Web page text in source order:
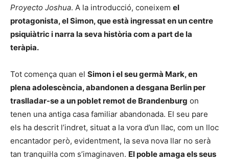
Proyecto Joshua. A la introducció, coneixem el
protagonista, el Simon, que està ingressat en un centre
psiquiàtric i narra la seva història com a part de la
teràpia.
Tot comença quan el Simon i el seu germà Mark, en
plena adolescència, abandonen a desgana Berlin per
traslladar-se a un poblet remot de Brandenburg on
tenen una antiga casa familiar abandonada. El seu pare
els ha descrit l’indret, situat a la vora d’un llac, com un lloc
encantador però, evidentment, la seva nova llar no serà
tan tranquil·la com s’imaginaven. El poble amaga els seus